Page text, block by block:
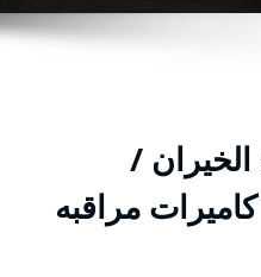
/
كاميرات مراقبه